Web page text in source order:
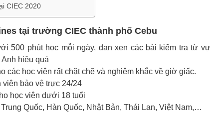
CIEC 2020
tại trường CIEC thành phố Cebu
500 phút học mỗi ngày, đan xen các bài kiểm tra từ
hiệu quả
các học viên rất chặt chẽ và nghiêm khắc về giờ giấc.
bảo vệ trực 24/24
học viên dưới 18 tuổi
Quốc, Hàn Quốc, Nhật Bản, Thái Lan, Việt Nam,…